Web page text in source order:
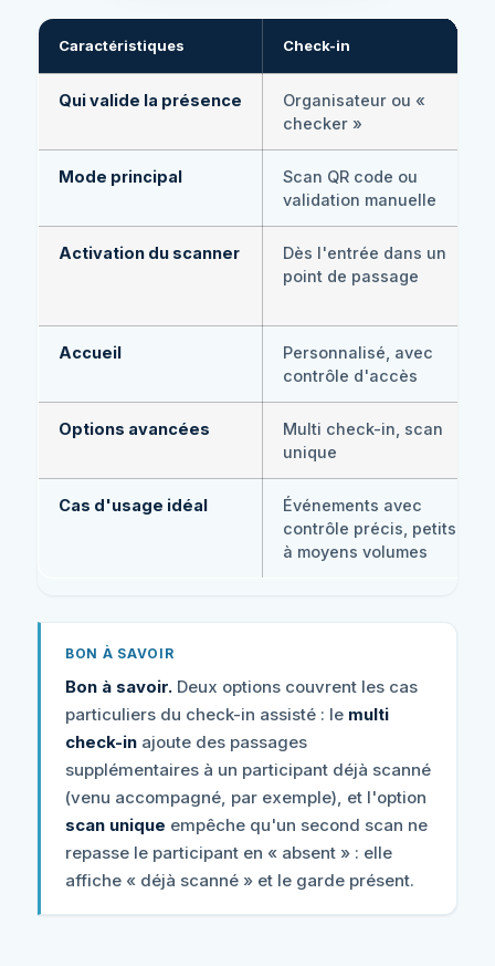
Caractéristiques Check-in
Qui valide la présence
Organisateur ou «
checker »
Mode principal
Scan QR code ou
validation manuelle
Activation du scanner
Dès l'entrée dans un
point de passage
Accueil
Personnalisé, avec
contrôle d'accès
Options avancées
Multi check-in, scan
unique
Cas d'usage idéal
Événements avec
contrôle précis, petits
à moyens volumes
BON À SAVOIR
Bon à savoir. Deux options couvrent les cas
particuliers du check-in assisté : le multi
check-in ajoute des passages
supplémentaires à un participant déjà scanné
(venu accompagné, par exemple), et l'option
scan unique empêche qu'un second scan ne
repasse le participant en « absent » : elle
affiche « déjà scanné » et le garde présent.